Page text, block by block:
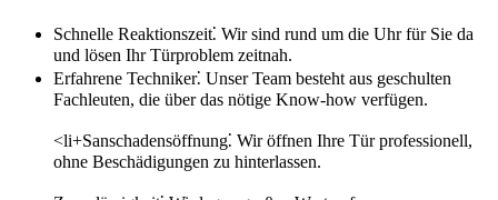
Schnelle Reaktionszeit⁚ Wir sind rund um die Uhr für Sie da
und lösen Ihr Türproblem zeitnah.​
Erfahrene Techniker⁚ Unser Team besteht aus geschulten
Fachleuten, die über das nötige Know-how verfügen.​
<li+Sanschadensöffnung⁚ Wir öffnen Ihre Tür professionell,
ohne Beschädigungen zu hinterlassen.